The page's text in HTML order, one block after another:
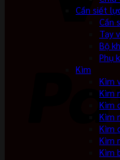
Cần siết
Cần
Tay
Bộ
Phụ
Kìm
Kìm
Kìm
Kìm
Kìm
Kìm
Kìm
Kìm